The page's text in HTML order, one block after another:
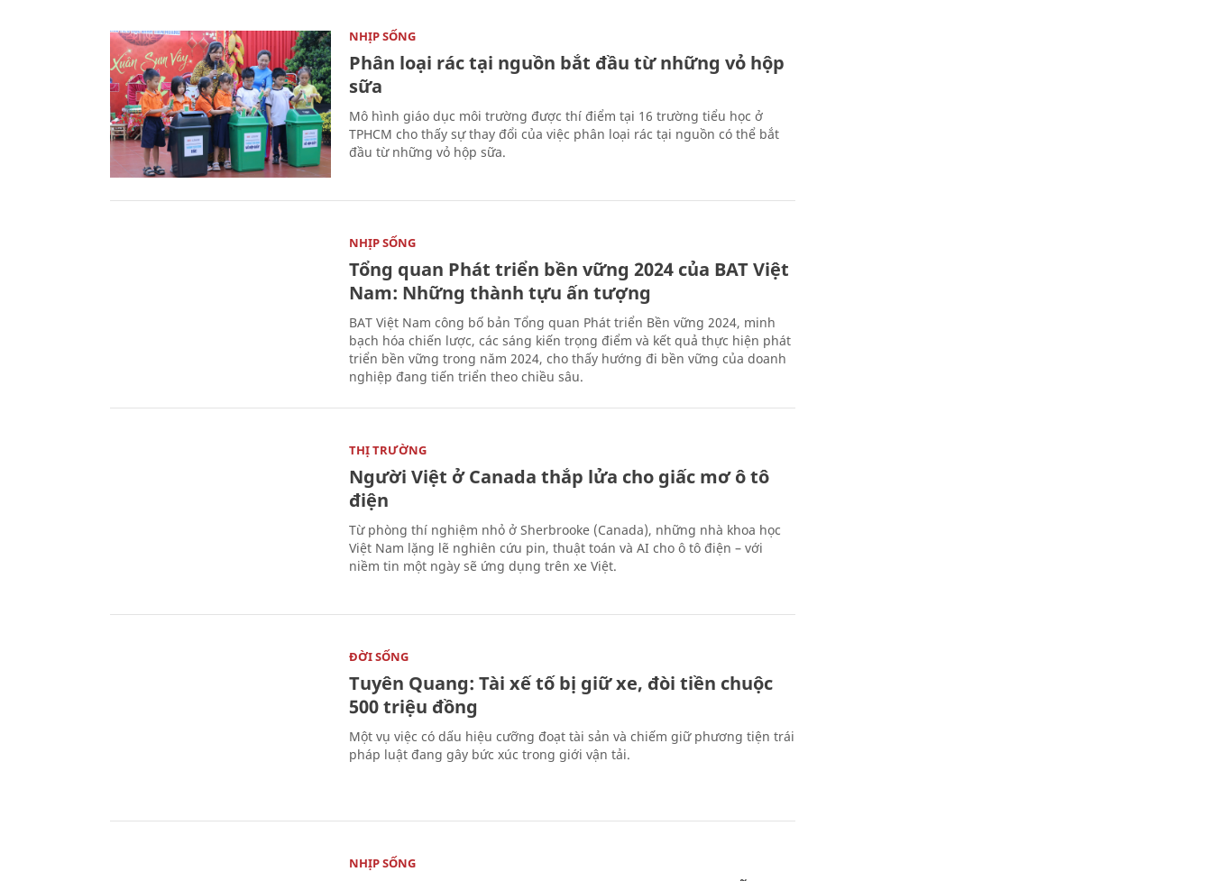
NHỊP SỐNG
Phân loại rác tại nguồn bắt đầu từ những vỏ hộp
sữa
Mô hình giáo dục môi trường được thí điểm tại 16 trường tiểu học ở
TPHCM cho thấy sự thay đổi của việc phân loại rác tại nguồn có thể bắt
đầu từ những vỏ hộp sữa.
NHỊP SỐNG
Tổng quan Phát triển bền vững 2024 của BAT Việt
Nam: Những thành tựu ấn tượng
BAT Việt Nam công bố bản Tổng quan Phát triển Bền vững 2024, minh
bạch hóa chiến lược, các sáng kiến trọng điểm và kết quả thực hiện phát
triển bền vững trong năm 2024, cho thấy hướng đi bền vững của doanh
nghiệp đang tiến triển theo chiều sâu.
THỊ TRƯỜNG
Người Việt ở Canada thắp lửa cho giấc mơ ô tô
điện
Từ phòng thí nghiệm nhỏ ở Sherbrooke (Canada), những nhà khoa học
Việt Nam lặng lẽ nghiên cứu pin, thuật toán và AI cho ô tô điện – với
niềm tin một ngày sẽ ứng dụng trên xe Việt.
ĐỜI SỐNG
Tuyên Quang: Tài xế tố bị giữ xe, đòi tiền chuộc
500 triệu đồng
Một vụ việc có dấu hiệu cưỡng đoạt tài sản và chiếm giữ phương tiện trái
pháp luật đang gây bức xúc trong giới vận tải.
NHỊP SỐNG